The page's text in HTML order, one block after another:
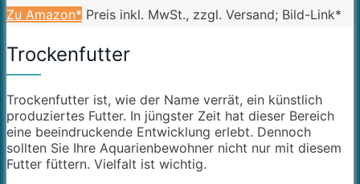
Zu Amazon* Preis inkl. MwSt., zzgl. Versand; Bild-Link*
Trockenfutter
Trockenfutter ist, wie der Name verrät, ein künstlich
produziertes Futter. In jüngster Zeit hat dieser Bereich
eine beeindruckende Entwicklung erlebt. Dennoch
sollten Sie Ihre Aquarienbewohner nicht nur mit diesem
Futter füttern. Vielfalt ist wichtig.